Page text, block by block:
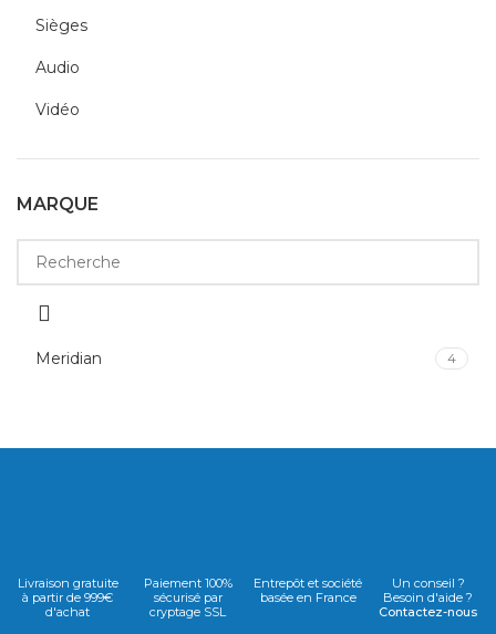
Sièges
Audio
Vidéo
MARQUE
Meridian 4
Livraison gratuite
à partir de 999€
d'achat
Paiement 100%
sécurisé par
cryptage SSL
Entrepôt et société
basée en France
Un conseil ?
Besoin d'aide ?
Contactez-nous